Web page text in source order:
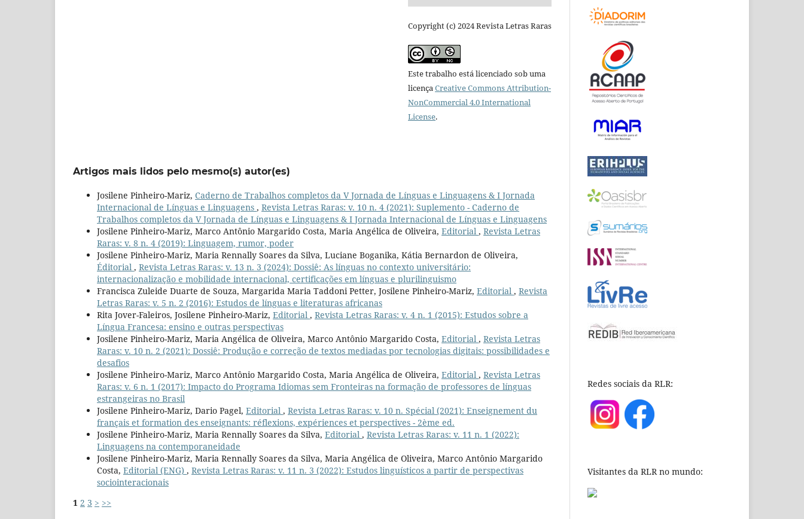
Copyright (c) 2024 Revista Letras Raras
Este trabalho está licenciado sob uma
licençaCreative Commons Attribution-
NonCommercial 4.0 International
License.
Artigos mais lidos pelo mesmo(s) autor(es)
Josilene Pinheiro-Mariz, Caderno de Trabalhos completos da V Jornada de Línguas e Linguagens & I Jornada
Internacional de Línguas e Linguagens , Revista Letras Raras: v. 10 n. 4 (2021): Suplemento - Caderno de
Trabalhos completos da V Jornada de Línguas e Linguagens & I Jornada Internacional de Línguas e Linguagens
Josilene Pinheiro-Mariz, Marco Antônio Margarido Costa, Maria Angélica de Oliveira, Editorial , Revista Letras
Raras: v. 8 n. 4 (2019): Linguagem, rumor, poder
Josilene Pinheiro-Mariz, Maria Rennally Soares da Silva, Luciane Boganika, Kátia Bernardon de Oliveira,
Éditorial , Revista Letras Raras: v. 13 n. 3 (2024): Dossiê: As línguas no contexto universitário:
internacionalização e mobilidade internacional, certificações em línguas e plurilinguismo
Francisca Zuleide Duarte de Souza, Margarida Maria Taddoni Petter, Josilene Pinheiro-Mariz, Editorial , Revista
Letras Raras: v. 5 n. 2 (2016): Estudos de línguas e literaturas africanas
Rita Jover-Faleiros, Josilene Pinheiro-Mariz, Editorial , Revista Letras Raras: v. 4 n. 1 (2015): Estudos sobre a
Língua Francesa: ensino e outras perspectivas
Josilene Pinheiro-Mariz, Maria Angélica de Oliveira, Marco Antônio Margarido Costa, Editorial , Revista Letras
Raras: v. 10 n. 2 (2021): Dossiê: Produção e correção de textos mediadas por tecnologias digitais: possibilidades e
desafios
Josilene Pinheiro-Mariz, Marco Antônio Margarido Costa, Maria Angélica de Oliveira, Editorial , Revista Letras
Raras: v. 6 n. 1 (2017): Impacto do Programa Idiomas sem Fronteiras na formação de professores de línguas
estrangeiras no Brasil
Josilene Pinheiro-Mariz, Dario Pagel, Editorial , Revista Letras Raras: v. 10 n. Spécial (2021): Enseignement du
français et formation des enseignants: réflexions, expériences et perspectives - 2ème ed.
Josilene Pinheiro-Mariz, Maria Rennally Soares da Silva, Editorial , Revista Letras Raras: v. 11 n. 1 (2022):
Linguagens na contemporaneidade
Josilene Pinheiro-Mariz, Maria Rennally Soares da Silva, Maria Angélica de Oliveira, Marco Antônio Margarido
Costa, Editorial (ENG) , Revista Letras Raras: v. 11 n. 3 (2022): Estudos linguísticos a partir de perspectivas
sociointeracionais
1 2 3 > >>
Redes sociais da RLR:
Visitantes da RLR no mundo: